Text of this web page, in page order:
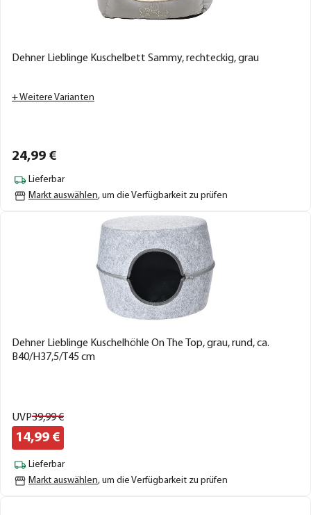
Dehner Lieblinge Kuschelbett Sammy, rechteckig, grau
+ Weitere Varianten
24,99 €
Lieferbar
Markt auswählen, um die Verfügbarkeit zu prüfen
Dehner Lieblinge Kuschelhöhle On The Top, grau, rund, ca.
B40/H37,5/T45 cm
UVP39,99€
14,99 €
Lieferbar
Markt auswählen, um die Verfügbarkeit zu prüfen